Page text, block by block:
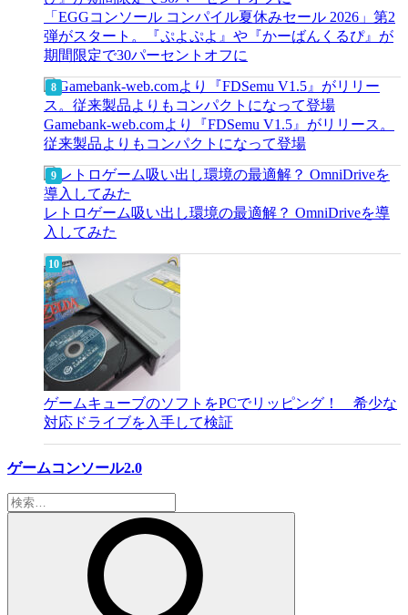
「EGGコンソール コンパイル夏休みセール 2026」第2
弾がスタート。『ぷよぷよ』や『かーばんくるぴ』が
期間限定で30パーセントオフに
Gamebank-web.comより『FDSemu V1.5』がリリース。
従来製品よりもコンパクトになって登場
レトロゲーム吸い出し環境の最適解？ OmniDriveを導
入してみた
ゲームキューブのソフトをPCでリッピング！ 希少な
対応ドライブを入手して検証
ゲームコンソール2.0
検
索: